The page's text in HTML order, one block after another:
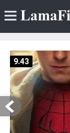
9.43